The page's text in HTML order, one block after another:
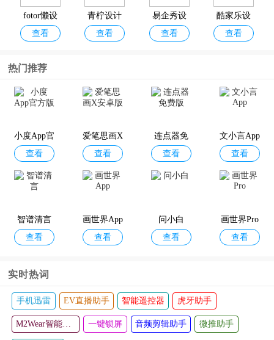
fotor懒设
计
查看
青柠设计
查看
易企秀设
计app
查看
酷家乐设
计师
查看
MAKA设
秀米编辑
96编辑器
美篇app
美图秀秀A
简篇
简拼
Zine
热门推荐
小度App官
方版
查看
爱笔思画X
安卓版
查看
连点器免
费版
查看
文小言App
查看
智谱清言
查看
画世界App
查看
问小白
查看
画世界Pro
查看
实时热词
手机迅雷 EV直播助手 智能遥控器 虎牙助手
M2Wear智能手表app 一键锁屏 音频剪辑助手 微推助手